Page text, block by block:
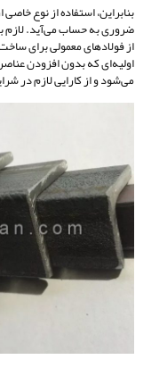
بنابراین، استفاده از نوع
ضروری به حساب می‌آید. لازم
از فولادهای معمولی برای
اولیه‌ای که بدون افزودن
می‌شود و از کارایی لازم در